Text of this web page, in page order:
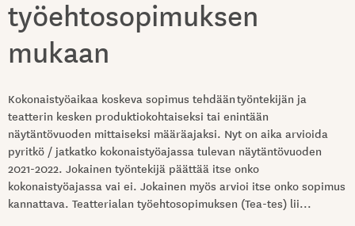
työehtosopimuksen
mukaan
Kokonaistyöaikaa koskeva sopimus tehdään työntekijän ja
teatterin kesken produktiokohtaiseksi tai enintään
näytäntövuoden mittaiseksi määräajaksi. Nyt on aika arvioida
pyritkö / jatkatko kokonaistyöajassa tulevan näytäntövuoden
2021-2022. Jokainen työntekijä päättää itse onko
kokonaistyöajassa vai ei. Jokainen myös arvioi itse onko sopimus
kannattava. Teatterialan työehtosopimuksen (Tea-tes) lii...